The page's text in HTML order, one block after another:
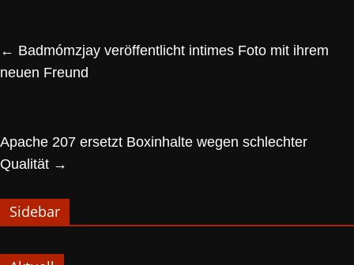
← Badmómzjay veröffentlicht intimes Foto mit ihrem
neuen Freund
Apache 207 ersetzt Boxinhalte wegen schlechter
Qualität →
Sidebar